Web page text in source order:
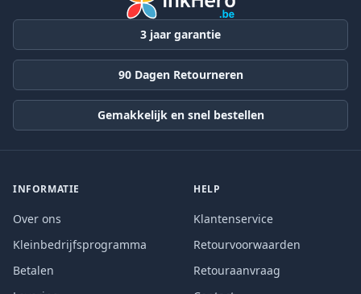
3 jaar garantie
90 Dagen Retourneren
Gemakkelijk en snel bestellen
INFORMATIE
Over ons
Kleinbedrijfsprogramma
Betalen
HELP
Klantenservice
Retourvoorwaarden
Retouraanvraag